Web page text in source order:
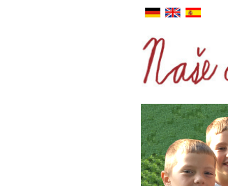
DE ANJ ESP